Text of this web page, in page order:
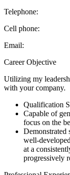
Telephone:
Cell phone:
Email:
Career Objective
Utilizing my
with your company.
Qualification
Capable of
focus on the
Demonstrated
well-
at a
progressively